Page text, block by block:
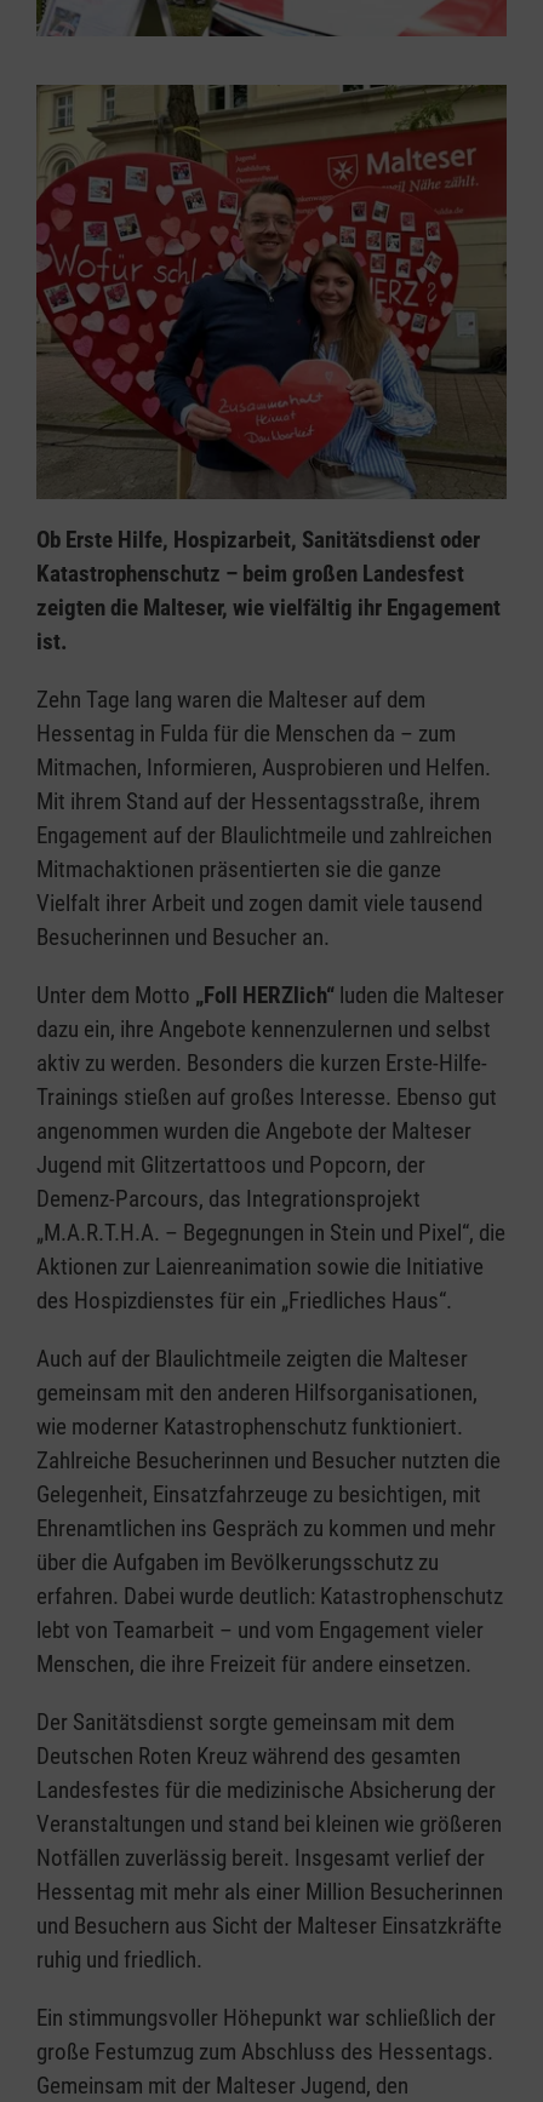
Ob Erste Hilfe, Hospizarbeit, Sanitätsdienst oder
Katastrophenschutz – beim großen Landesfest
zeigten die Malteser, wie vielfältig ihr Engagement
ist.
Zehn Tage lang waren die Malteser auf dem
Hessentag in Fulda für die Menschen da – zum
Mitmachen, Informieren, Ausprobieren und Helfen.
Mit ihrem Stand auf der Hessentagsstraße, ihrem
Engagement auf der Blaulichtmeile und zahlreichen
Mitmachaktionen präsentierten sie die ganze
Vielfalt ihrer Arbeit und zogen damit viele tausend
Besucherinnen und Besucher an.
Unter dem Motto „Foll HERZlich“ luden die Malteser
dazu ein, ihre Angebote kennenzulernen und selbst
aktiv zu werden. Besonders die kurzen Erste-Hilfe-
Trainings stießen auf großes Interesse. Ebenso gut
angenommen wurden die Angebote der Malteser
Jugend mit Glitzertattoos und Popcorn, der
Demenz-Parcours, das Integrationsprojekt
„M.A.R.T.H.A. – Begegnungen in Stein und Pixel“, die
Aktionen zur Laienreanimation sowie die Initiative
des Hospizdienstes für ein „Friedliches Haus“.
Auch auf der Blaulichtmeile zeigten die Malteser
gemeinsam mit den anderen Hilfsorganisationen,
wie moderner Katastrophenschutz funktioniert.
Zahlreiche Besucherinnen und Besucher nutzten die
Gelegenheit, Einsatzfahrzeuge zu besichtigen, mit
Ehrenamtlichen ins Gespräch zu kommen und mehr
über die Aufgaben im Bevölkerungsschutz zu
erfahren. Dabei wurde deutlich: Katastrophenschutz
lebt von Teamarbeit – und vom Engagement vieler
Menschen, die ihre Freizeit für andere einsetzen.
Der Sanitätsdienst sorgte gemeinsam mit dem
Deutschen Roten Kreuz während des gesamten
Landesfestes für die medizinische Absicherung der
Veranstaltungen und stand bei kleinen wie größeren
Notfällen zuverlässig bereit. Insgesamt verlief der
Hessentag mit mehr als einer Million Besucherinnen
und Besuchern aus Sicht der Malteser Einsatzkräfte
ruhig und friedlich.
Ein stimmungsvoller Höhepunkt war schließlich der
große Festumzug zum Abschluss des Hessentags.
Gemeinsam mit der Malteser Jugend, den